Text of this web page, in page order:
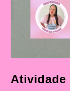
Atividade